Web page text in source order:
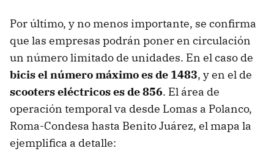
Por último, y no menos importante, se confirma
que las empresas podrán poner en circulación
un número limitado de unidades. En el caso de
bicis el número máximo es de 1483, y en el de
scooters eléctricos es de 856. El área de
operación temporal va desde Lomas a Polanco,
Roma-Condesa hasta Benito Juárez, el mapa la
ejemplifica a detalle: